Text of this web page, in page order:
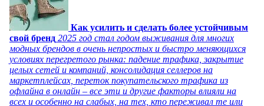
Как усилить и сделать более устойчивым
свой бренд 2025 год стал годом выживания для многих
модных брендов в очень непростых и быстро меняющихся
условиях перегретого рынка: падение трафика, закрытие
целых сетей и компаний, консолидация селлеров на
маркетплейсах, переток покупательского трафика из
офлайна в онлайн – все эти и другие факторы влияли на
всех и особенно на слабых, на тех, кто переживал те или